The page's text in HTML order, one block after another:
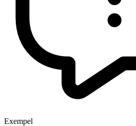
Exempel